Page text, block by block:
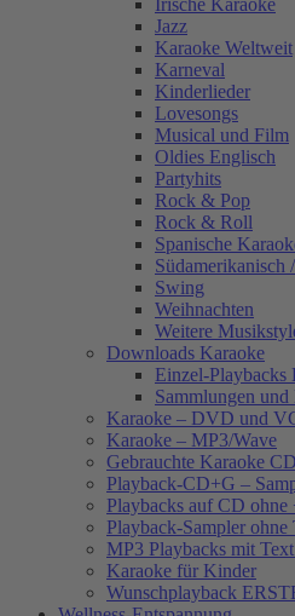
Jazz
Karaoke Weltweit
Karneval
Kinderlieder
Lovesongs
Musical und Film
Oldies Englisch
Partyhits
Rock & Pop
Rock & Roll
Spanische
Südamerikanisch
Swing
Weihnachten
Weitere
Downloads Karaoke
Einzel-Playbacks
Sammlungen und
Karaoke – DVD und
Karaoke – MP3/Wave
Gebrauchte Karaoke
Playback-CD+G –
Playbacks auf CD
Playback-Sampler
MP3 Playbacks mit
Karaoke für Kinder
Wunschplayback